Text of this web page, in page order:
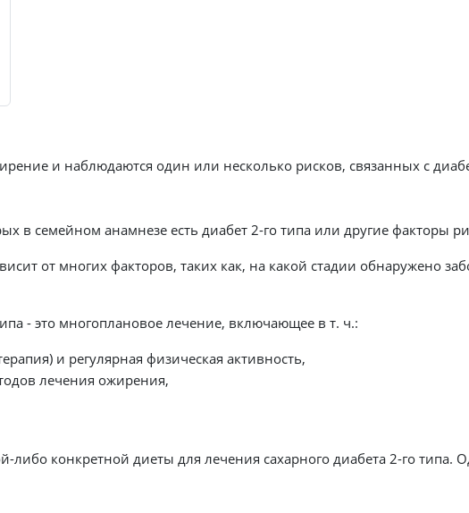
и наблюдаются один или несколько рисков, связанных с
в семейном анамнезе есть диабет 2-го типа или другие факторы
от многих факторов, таких как, на какой стадии обнаружено
- это многоплановое лечение, включающее в т. ч.:
и регулярная физическая активность,
лечения ожирения,
конкретной диеты для лечения сахарного диабета 2-го типа.